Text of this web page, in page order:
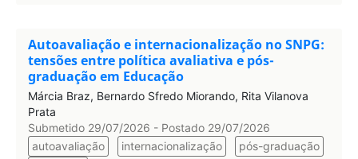
Autoavaliação e internacionalização no SNPG:
tensões entre política avaliativa e pós-
graduação em Educação
Márcia Braz, Bernardo Sfredo Miorando, Rita Vilanova
Prata
Submetido 29/07/2026 - Postado 29/07/2026
autoavaliação
internacionalização
pós-graduação